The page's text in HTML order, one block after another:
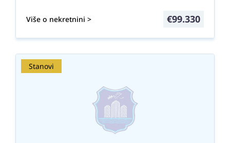
Više o nekretnini > €99.330
Stanovi